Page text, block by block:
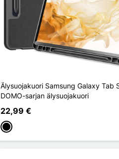
Älysuojakuori Samsung Galaxy Tab
DOMO-sarjan älysuojakuori
22,99 €
Musta